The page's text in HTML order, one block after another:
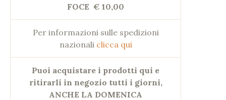
FOCE € 10,00
Per informazioni sulle spedizioni
nazionali clicca qui
Puoi acquistare i prodotti qui e
ritirarli in negozio tutti i giorni,
ANCHE LA DOMENICA